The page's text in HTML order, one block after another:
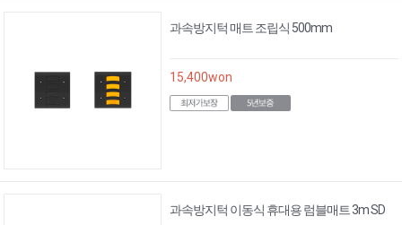
과속방지턱 매트 조립식 500mm
15,400won
과속방지턱 이동식 휴대용 럼블매트 3m SD